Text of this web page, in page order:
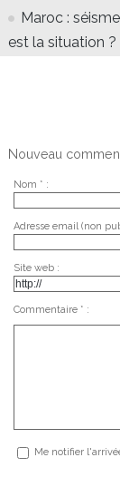
Maroc :
est la situation ?
Nouveau
Nom * :
Adresse email (non
Site web :
Commentaire * :
Me notifier